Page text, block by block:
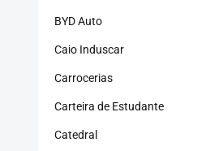
BYD Auto
Caio Induscar
Carrocerias
Carteira de Estudante
Catedral